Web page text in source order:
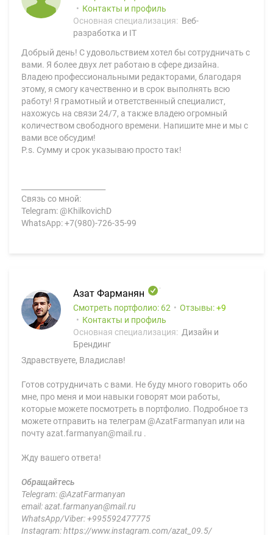
Контакты и профиль
Основная специализация: Веб-
разработка и IT
Добрый день! С удовольствием хотел бы сотрудничать с
вами. Я более двух лет работаю в сфере дизайна.
Владею профессиональными редакторами, благодаря
этому, я смогу качественно и в срок выполнять всю
работу! Я грамотный и ответственный специалист,
нахожусь на связи 24/7, а также владею огромный
количеством свободного времени. Напишите мне и мы с
вами все обсудим!
P.s. Сумму и срок указываю просто так!
Связь со мной:
Telegram: @KhilkovichD
WhatsApp: +7(980)-726-35-99
Азат Фарманян
Смотреть портфолио: 62 Отзывы:
9
Контакты и профиль
Основная специализация: Дизайн и
Брендинг
Здравствуете, Владислав!
Готов сотрудничать с вами. Не буду много говорить обо
мне, про меня и мои навыки говорят мои работы,
которые можете посмотреть в портфолио. Подробное тз
можете отправить на телеграм @AzatFarmanyan или на
почту azat.farmanyan@mail.ru .
Жду вашего ответа!
Обращайтесь
Telegram: @AzatFarmanyan
email: azat.farmanyan@mail.ru
WhatsApp/Viber: +995592477775
Instagram: https://www.instagram.com/azat_09.5/